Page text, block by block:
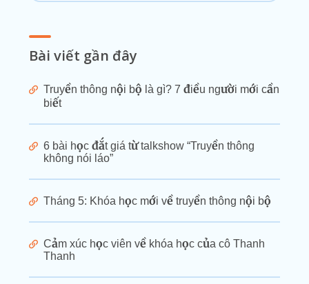
Bài viết gần đây
Truyền thông nội bộ là gì? 7 điều người mới cần
biết
6 bài học đắt giá từ talkshow “Truyền thông
không nói láo”
Tháng 5: Khóa học mới về truyền thông nội bộ
Cảm xúc học viên về khóa học của cô Thanh
Thanh